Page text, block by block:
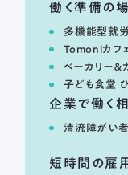
働く準備の場
多機能型就
Tomoniカフ
ベーカリー＆
子ども食堂
企業で働く
清流障がい
短時間の雇